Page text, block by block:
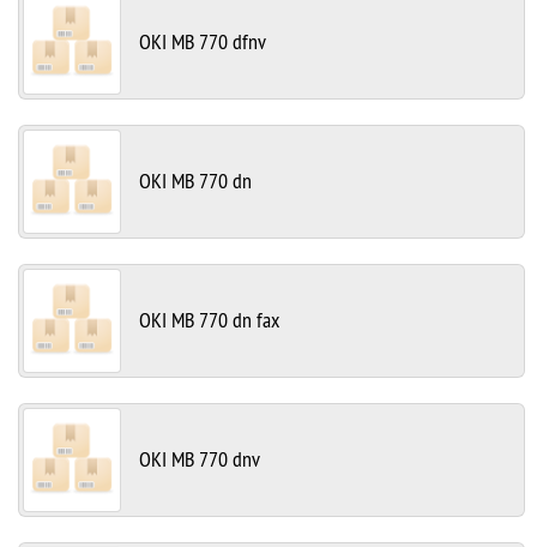
OKI MB 770 dfnv
OKI MB 770 dn
OKI MB 770 dn fax
OKI MB 770 dnv